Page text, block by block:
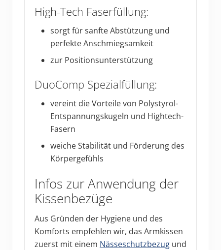
High-Tech Faserfüllung:
sorgt für sanfte Abstützung und
perfekte Anschmiegsamkeit
zur Positionsunterstützung
DuoComp Spezialfüllung:
vereint die Vorteile von Polystyrol-
Entspannungskugeln und Hightech-
Fasern
weiche Stabilität und Förderung des
Körpergefühls
Infos zur Anwendung der
Kissenbezüge
Aus Gründen der Hygiene und des
Komforts empfehlen wir, das Armkissen
zuerst mit einem Nässeschutzbezug und